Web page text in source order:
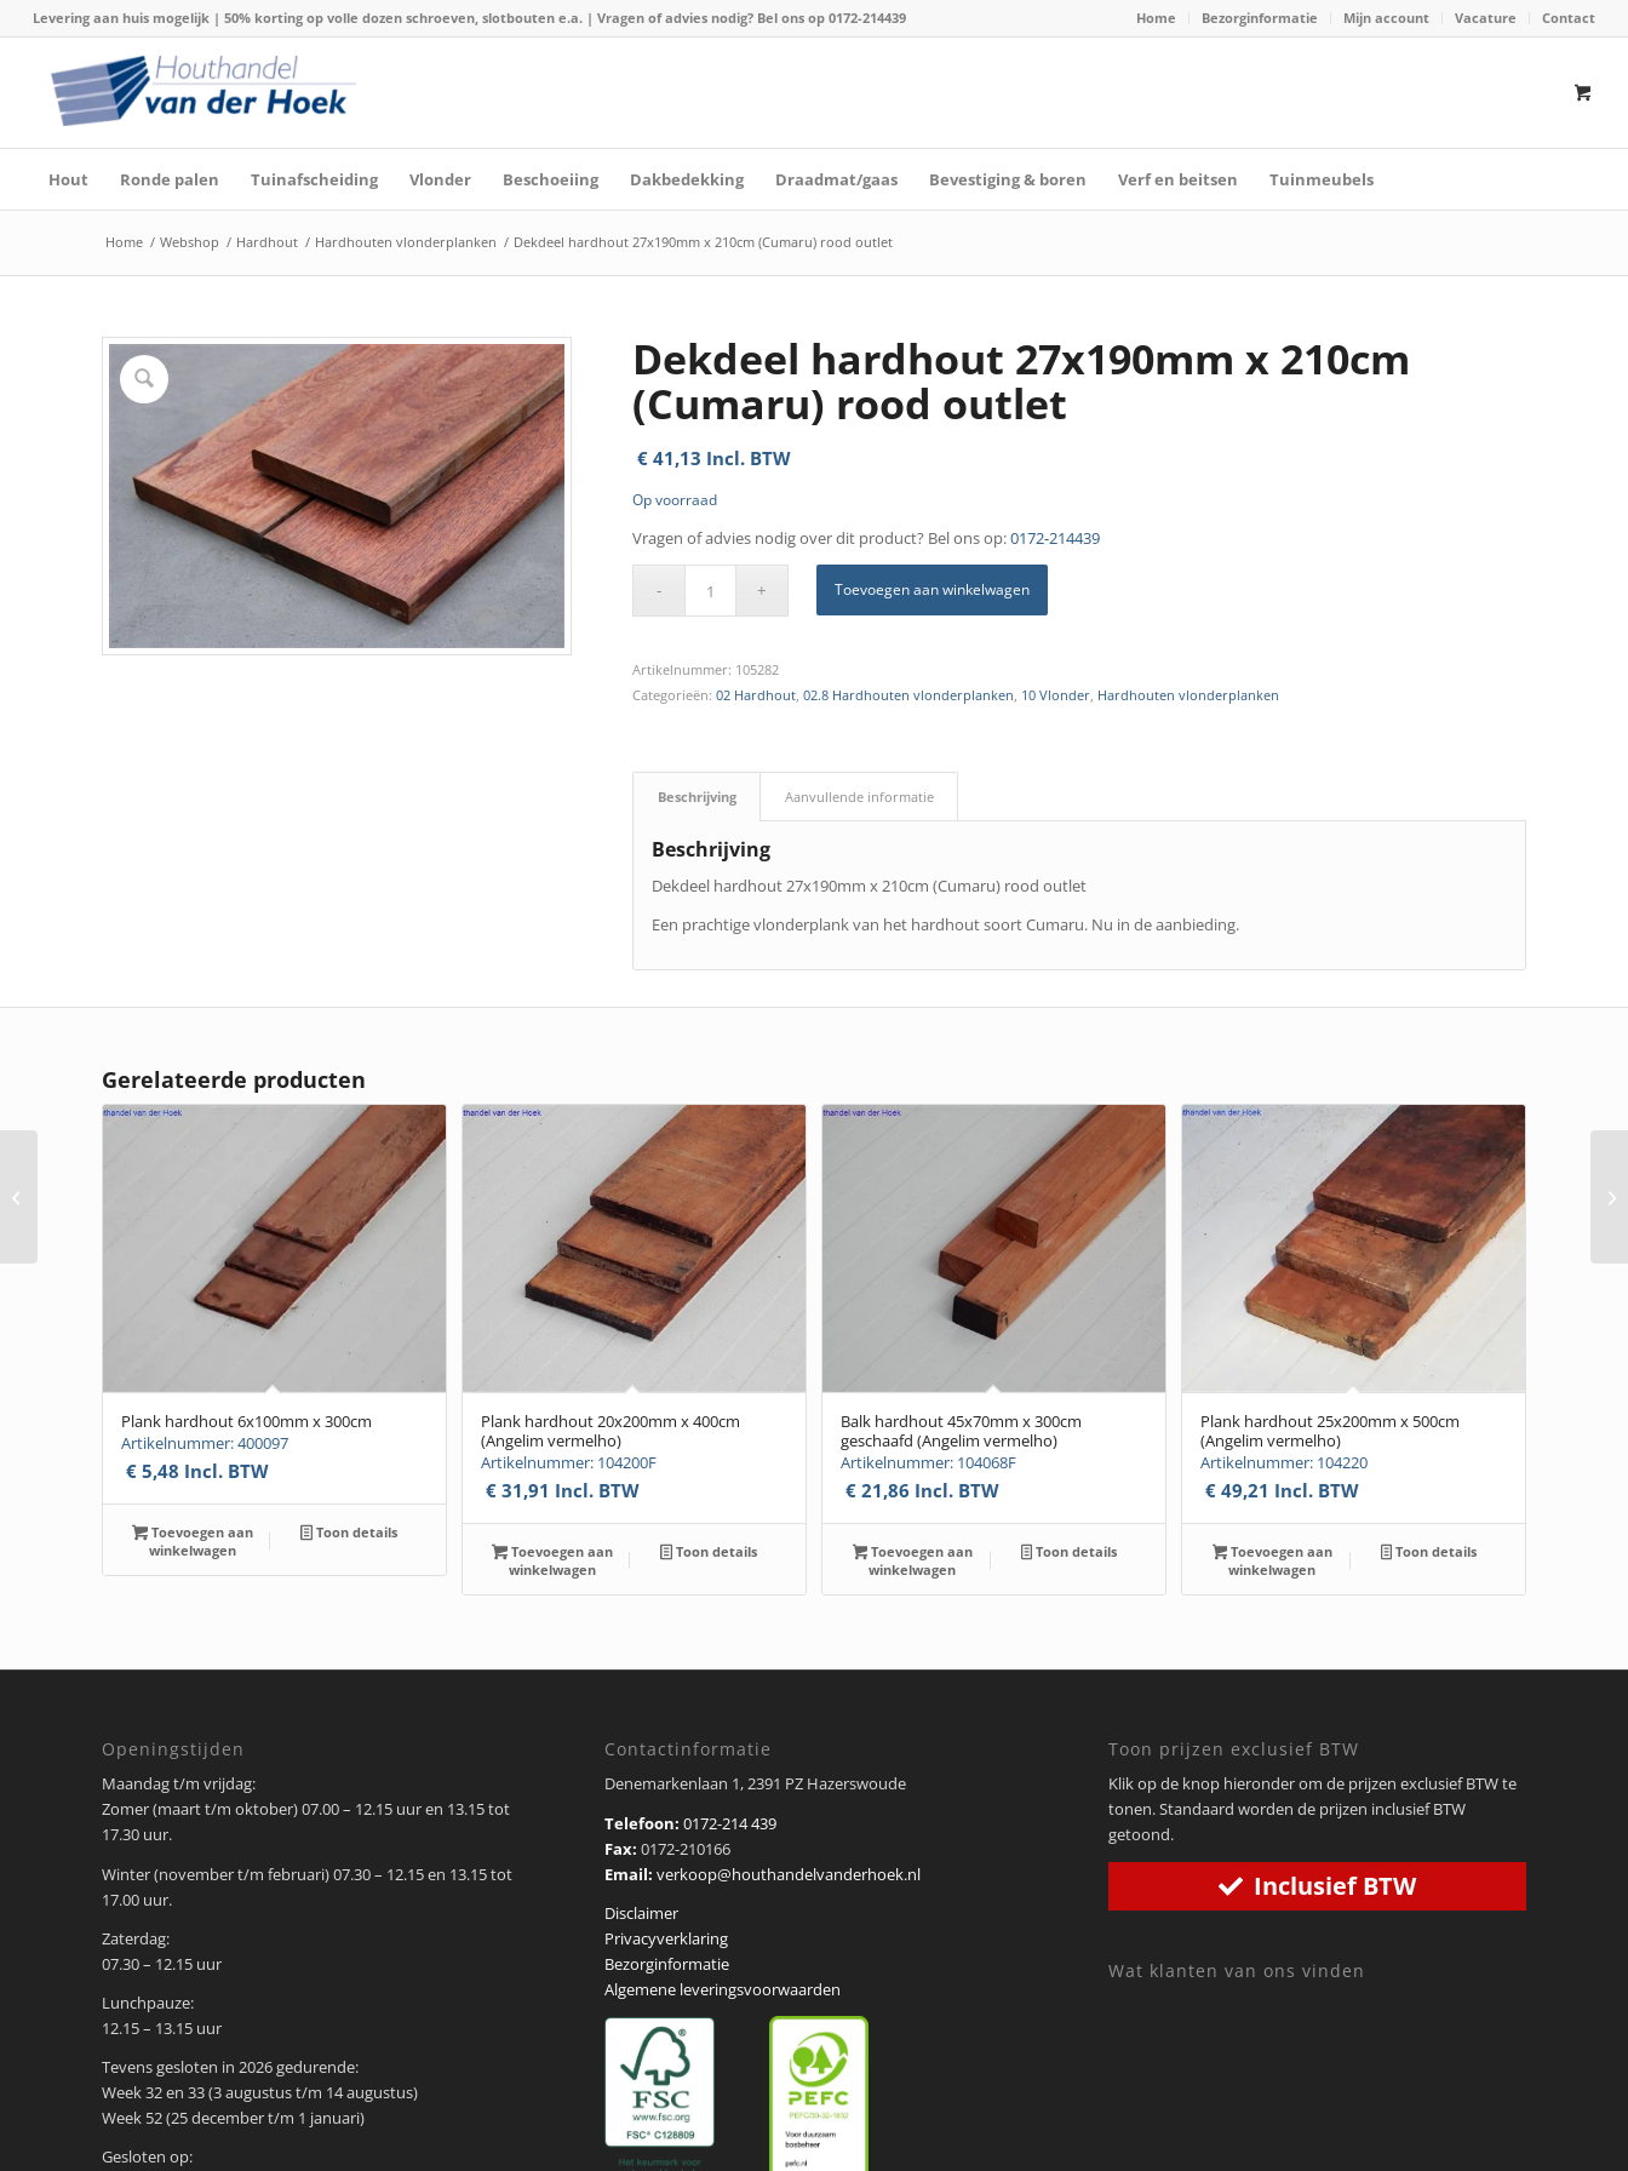
Home Bezorginformatie Mijn account Vacature Contact
Levering aan huis mogelijk | 50% korting op volle dozen schroeven, slotbouten e.a. | Vragen of advies nodig? Bel ons op 0172-214439
Hout Ronde palen Tuinafscheiding Vlonder Beschoeiing Dakbedekking Draadmat/gaas Bevestiging & boren Verf en beitsen Tuinmeubels
Home / Webshop / Hardhout / Hardhouten vlonderplanken / Dekdeel hardhout 27x190mm x 210cm (Cumaru) rood outlet
Dekdeel hardhout 27x190mm x 210cm
(Cumaru) rood outlet
€41,13 Incl. BTW
Op voorraad
Vragen of advies nodig over dit product? Bel ons op:0172-214439
Toevoegen aan winkelwagen
Artikelnummer: 105282
Categorieën: 02 Hardhout, 02.8 Hardhouten vlonderplanken, 10 Vlonder, Hardhouten vlonderplanken
Beschrijving Aanvullende informatie
Beschrijving
Dekdeel hardhout 27x190mm x 210cm (Cumaru) rood outlet
Een prachtige vlonderplank van het hardhout soort Cumaru. Nu in de aanbieding.
Gerelateerde producten
Plank hardhout 6x100mm x 300cm
Artikelnummer: 400097
€5,48 Incl. BTW
Toevoegen aan
winkelwagen
Toon details
Plank hardhout 20x200mm x 400cm
(Angelim vermelho)
Artikelnummer: 104200F
€31,91 Incl. BTW
Toevoegen aan
winkelwagen
Toon details
Balk hardhout 45x70mm x 300cm
geschaafd (Angelim vermelho)
Artikelnummer: 104068F
€21,86 Incl. BTW
Toevoegen aan
winkelwagen
Toon details
Plank hardhout 25x200mm x 500cm
(Angelim vermelho)
Artikelnummer: 104220
€49,21 Incl. BTW
Toevoegen aan
winkelwagen
Toon details
Openingstijden
Maandag t/m vrijdag:
Zomer (maart t/m oktober) 07.00 – 12.15 uur en 13.15 tot
17.30 uur.
Winter (november t/m februari) 07.30 – 12.15 en 13.15 tot
17.00 uur.
Zaterdag:
07.30 – 12.15 uur
Lunchpauze:
12.15 – 13.15 uur
Tevens gesloten in 2026 gedurende:
Week 32 en 33 (3 augustus t/m 14 augustus)
Week 52 (25 december t/m 1 januari)
Gesloten op:
Contactinformatie
Denemarkenlaan 1, 2391 PZ Hazerswoude
Telefoon:0172-214 439
Fax:0172-210166
Email: verkoop@houthandelvanderhoek.nl
Disclaimer
Privacyverklaring
Bezorginformatie
Algemene leveringsvoorwaarden
Toon prijzen exclusief BTW
Klik op de knop hieronder om de prijzen exclusief BTW te
tonen. Standaard worden de prijzen inclusief BTW
getoond.
Inclusief BTW
Wat klanten van ons vinden